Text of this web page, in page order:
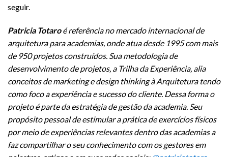
seguir.
Patricia Totaroé referência no mercado internacional de
arquitetura para academias, onde atua desde 1995 com mais
de 950 projetos construídos. Sua metodologia de
desenvolvimento de projetos, a Trilha da Experiência, alia
conceitos de marketing e design thinking à Arquitetura tendo
como foco a experiência e sucesso do cliente. Dessa forma o
projeto é parte da estratégia de gestão da academia. Seu
propósito pessoal de estimular a prática de exercícios físicos
por meio de experiências relevantes dentro das academias a
faz compartilhar o seu conhecimento com os gestores em